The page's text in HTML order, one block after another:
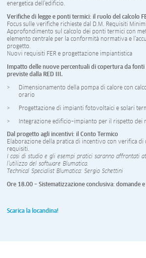
energetica dell’edificio.
Verifiche di legge e ponti termici: il ruolo del calcolo
Focus sulle verifiche richieste dal D.M. Requisiti
Approfondimento sul calcolo dei ponti termici con
elemento centrale per la conformità normativa e
progetto.
Nuovi requisiti FER e progettazione impiantistica
Impatto delle nuove percentuali di copertura da
previste dalla RED III.
Dimensionamento della pompa di calore con
orario
Progettazione di impianti fotovoltaici e solari
Integrazione edificio–impianto per il rispetto dei
Dal progetto agli incentivi: il Conto Termico
Elaborazione della pratica di incentivo con verifica di
requisiti.
I casi di studio e gli esempi pratici saranno affrontati
l’utilizzo del software Blumatica.
Technical Specialist Blumatica: Sergio Schettini
Ore 18.00 – Sistematizzazione conclusiva: domande
Scarica la locandina!